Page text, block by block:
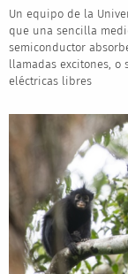
Un equipo de la
que una sencilla
semiconductor
llamadas excitones,
eléctricas libres